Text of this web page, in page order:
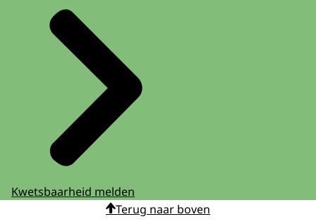
Kwetsbaarheid melden
Terug naar boven